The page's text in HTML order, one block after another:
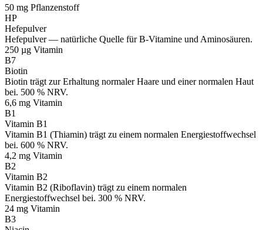
50 mg Pflanzenstoff
HP
Hefepulver
Hefepulver — natürliche Quelle für B-Vitamine und Aminosäuren.
250 µg Vitamin
B7
Biotin
Biotin trägt zur Erhaltung normaler Haare und einer normalen Haut
bei. 500 % NRV.
6,6 mg Vitamin
B1
Vitamin B1
Vitamin B1 (Thiamin) trägt zu einem normalen Energiestoffwechsel
bei. 600 % NRV.
4,2 mg Vitamin
B2
Vitamin B2
Vitamin B2 (Riboflavin) trägt zu einem normalen
Energiestoffwechsel bei. 300 % NRV.
24 mg Vitamin
B3